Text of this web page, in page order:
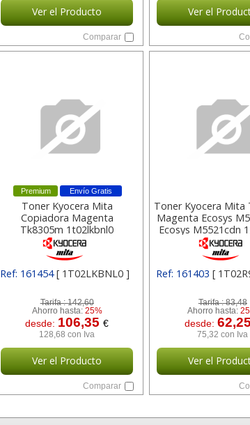
Ver el Producto
Comparar
Ver el
Envío Gratis
Premium
Toner Kyocera Mita
Copiadora Magenta
Tk8305m 1t02lkbnl0
Ref: 161454[ 1T02LKBNL0 ]
Tarifa :142,60
Ahorro hasta: 25%
desde: 106,35€
128,68 con Iva
Ver el Producto
Comparar
Toner Kyocera Mita
Magenta Ecosys
Ecosys M5521cdn
1t02r9bnl1
Ref: 161403 [
Tarifa :83,48
Ahorro hasta:
desde:
75,32 con Iva
Ver el